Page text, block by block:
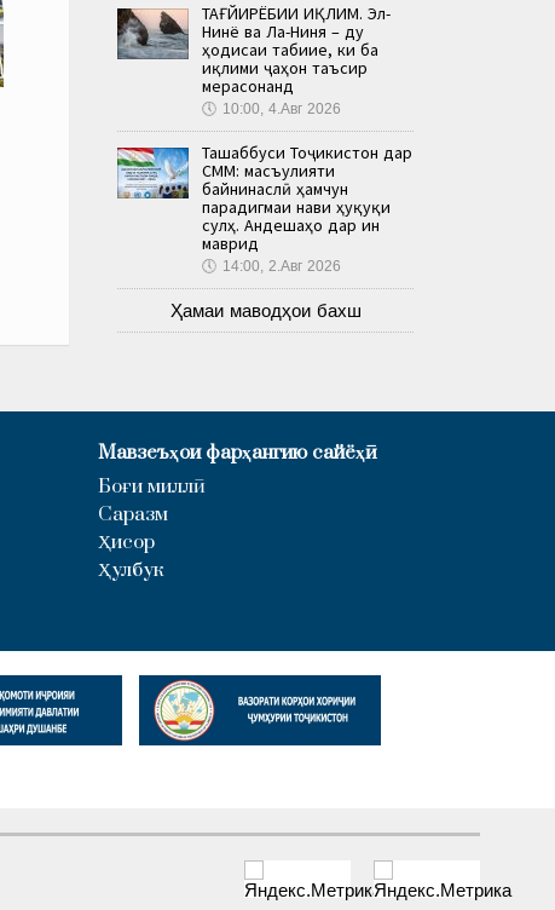
ТАҒЙИРЁБИИ ИҚЛИМ. Эл-
Нинё ва Ла-Ниня – ду
ҳодисаи табиие, ки ба
иқлими ҷаҳон таъсир
мерасонанд
🕔 10:00, 4.Авг 2026
Ташаббуси Тоҷикистон дар
СММ: масъулияти
байнинаслӣ ҳамчун
парадигмаи нави ҳуқуқи
сулҳ. Андешаҳо дар ин
маврид
🕔 14:00, 2.Авг 2026
Ҳамаи маводҳои бахш
Мавзеъҳои фарҳангию сайёҳӣ
Боғи миллӣ
Саразм
Ҳисор
Ҳулбук